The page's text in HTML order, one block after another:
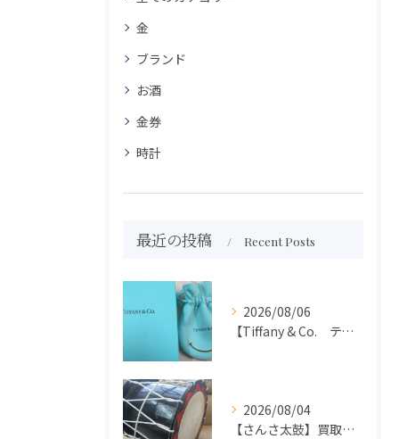
金
ブランド
お酒
金券
時計
最近の投稿 Recent Posts
2026/08/06
【Tiffany & Co. ティファニー】買取 大吉盛岡店 アクセサリー買取しました！！
2026/08/04
【さんさ太鼓】買取 大吉盛岡店 楽器 買取します！！